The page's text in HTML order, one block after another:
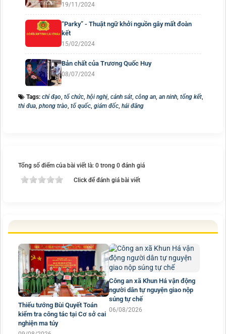
19/11/2024
“Parky” - Thuật ngữ khởi nguồn gây mất đoàn
kết
15/02/2024
Bản chất của Trương Quốc Huy
08/07/2024
Tags: chỉ đạo tổ chức hội nghị cảnh sát công an an ninh tổng kết
thi đua phong trào tổ quốc giám đốc hải đăng
Tổng số điểm của bài viết là: 0 trong 0 đánh giá
Click để đánh giá bài viết
Thiếu tướng Bùi Quyết Toán
kiểm tra công tác tại Cơ sở cai
nghiện ma túy
Công an xã Khun Há vận động
người dân tự nguyện giao nộp
súng tự chế
06/08/2026